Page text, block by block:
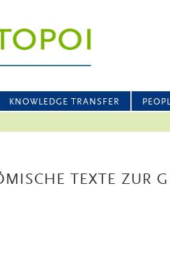
KNOWLEDGE TRANSFER
TEXTE ZUR